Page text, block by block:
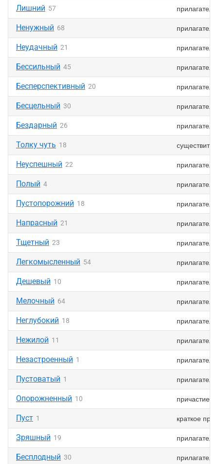
Лишний 57
Ненужный 68
Неудачный 21
Бессильный 45
Бесперспективный 20
Бесцельный 30
Бездарный 26
Толку чуть 18
Неуспешный 22
Полый 4
Пустопорожний 18
Напрасный 21
Тщетный 23
Легкомысленный 54
Дешевый 10
Мелочный 64
Неглубокий 18
Нежилой 11
Незастроенный 1
Пустоватый 1
Опорожненный 10 причастие
Пуст 1 краткое
Зряшный 19
Бесплодный 30